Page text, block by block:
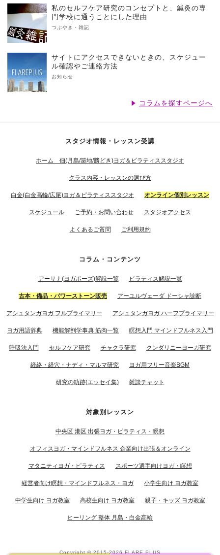
私のセルフケア研究のコンセプトと、鍼灸の専
門学校に通うことにした理由
つぶやき・雑記
サイトにアクセスできないときの、スケジュー
ル確認やご連絡方法
お知らせ
コラムを探すページへ
スタジオ情報・レッスン受講
ホーム 佃(月島/築地/勝どき)ヨガ＆ピラティススタジオ
クラス内容・レッスンの選び方
白金(白金高輪/広尾)ヨガ＆ピラティススタジオ オンライン個別レッスン
スケジュール ご予約・お問い合わせ スタジオアクセス
よくあるご質問 ご利用規約
コラム・コンテンツ
アーサナ(ヨガポーズ)解説一覧 ピラティス解説一覧
古本・備品・パワーストーン販売 アーユルヴェーダ ドーシャ診断
アシュタンガヨガ フルプライマリー アシュタンガヨガ ハーフプライマリー
ヨガ用語辞典 機能解剖学事典 筋肉一覧 瞑想入門 マインドフルネス入門
呼吸法入門 セルフケア研究 チャクラ研究 クンダリニーヨーガ研究
経絡・経穴・ナディ・マルマ研究 ヨガ用フリー音楽BGM
研究の軌跡(エッセイ集) 雑談チャット
対象別レッスン
中央区 港区 出張ヨガ・ピラティス・瞑想
オフィスヨガ・マインドフルネス 企業向け出張＆オンライン
マタニティヨガ・ピラティス スポーツ選手向けヨガ・瞑想
経営者向け瞑想・マインドフルネス・ヨガ 小学生向け ヨガ教室
中学生向け ヨガ教室 高校生向け ヨガ教室 親子・キッズ ヨガ教室
ヒーリング 整体 月島・白金高輪
Copyright © 2015-2026FLARE PLUS